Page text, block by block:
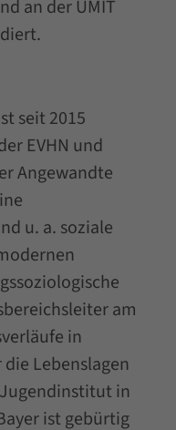
an der UMIT
seit 2015
EVHN und
Angewandte
u. a. soziale
am
in
Lebenslagen
in
ist gebürtig